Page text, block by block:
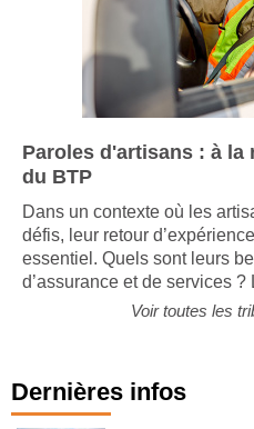
Paroles d'artisans : à
du BTP
Dans un contexte où les
défis, leur retour
essentiel. Quels sont leurs
d’assurance et de services ?
Voir toutes les
Dernières infos